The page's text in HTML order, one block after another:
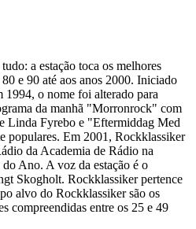
a estação toca os melhores
e 90 até aos anos 2000. Iniciado
o nome foi alterado para
da manhã "Morronrock" com
Linda Fyrebo e "Eftermiddag Med
populares. Em 2001, Rockklassiker
da Academia de Rádio na
Ano. A voz da estação é o
Skogholt. Rockklassiker pertence
alvo do Rockklassiker são os
compreendidas entre os 25 e 49